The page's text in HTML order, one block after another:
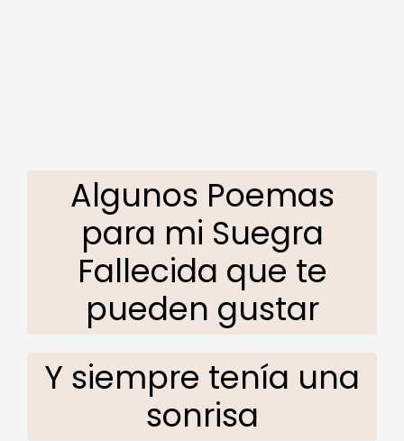
Algunos Poemas
para mi Suegra
Fallecida que te
pueden gustar
Y siempre tenía una
sonrisa